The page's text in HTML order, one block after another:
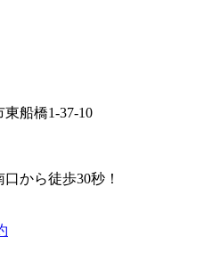
東船橋1-37-10
から徒歩30秒！